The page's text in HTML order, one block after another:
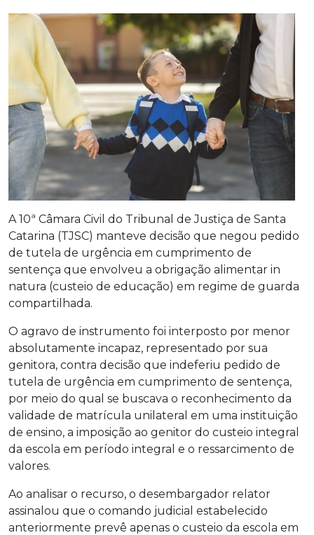
A 10ª Câmara Civil do Tribunal de Justiça de Santa
Catarina (TJSC) manteve decisão que negou pedido
de tutela de urgência em cumprimento de
sentença que envolveu a obrigação alimentar in
natura (custeio de educação) em regime de guarda
compartilhada.
O agravo de instrumento foi interposto por menor
absolutamente incapaz, representado por sua
genitora, contra decisão que indeferiu pedido de
tutela de urgência em cumprimento de sentença,
por meio do qual se buscava o reconhecimento da
validade de matrícula unilateral em uma instituição
de ensino, a imposição ao genitor do custeio integral
da escola em período integral e o ressarcimento de
valores.
Ao analisar o recurso, o desembargador relator
assinalou que o comando judicial estabelecido
anteriormente prevê apenas o custeio da escola em